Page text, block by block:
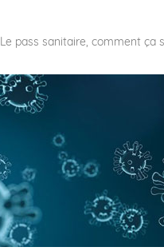
Le pass sanitaire, comment ça